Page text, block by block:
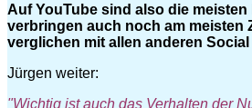
Auf YouTube sind also die
verbringen auch noch am meisten
verglichen mit allen anderen
Jürgen weiter:
"Wichtig ist auch das Verhalten der